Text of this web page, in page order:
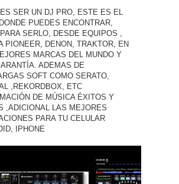
SER UN DJ PRO, ESTE ES EL
PUEDES ENCONTRAR,
SERLO, DESDE EQUIPOS ,
PIONEER, DENON, TRAKTOR, EN
MARCAS DEL MUNDO Y
ADEMAS DE
SOFT COMO SERATO,
,REKORDBOX, ETC
DE MÚSICA ÉXITOS Y
,ADICIONAL LAS MEJORES
PARA TU CELULAR
IPHONE